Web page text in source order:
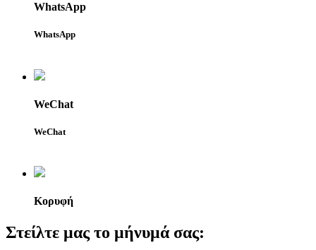
WhatsApp
WhatsApp
WeChat
WeChat
Κορυφή
Στείλτε μας το μήνυμά σας: